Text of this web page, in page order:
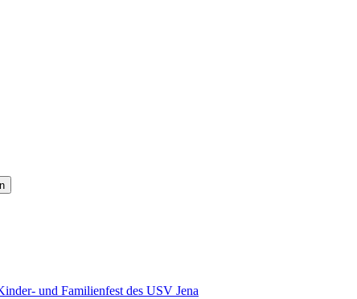
und Familienfest des USV Jena